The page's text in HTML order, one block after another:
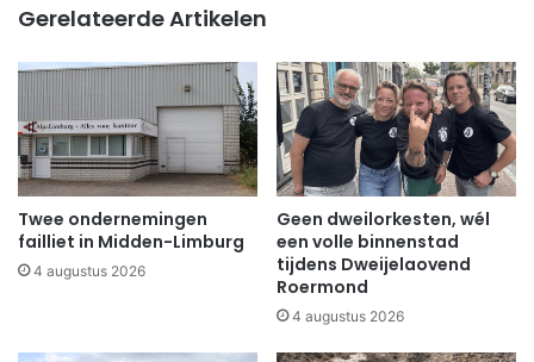
Gerelateerde Artikelen
Twee ondernemingen
failliet in Midden-Limburg
4 augustus 2026
Geen dweilorkesten, wél
een volle binnenstad
tijdens Dweijelaovend
Roermond
4 augustus 2026